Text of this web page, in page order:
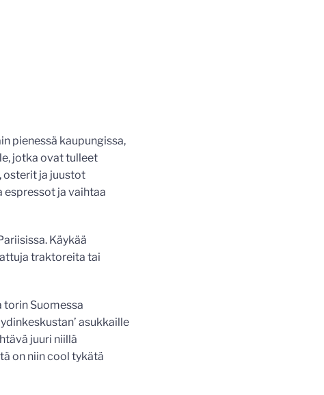
pienessä kaupungissa,
jotka ovat tulleet
osterit ja juustot
espressot ja vaihtaa
Käykää
traktoreita tai
torin Suomessa
asukkaille
juuri niillä
on niin cool tykätä